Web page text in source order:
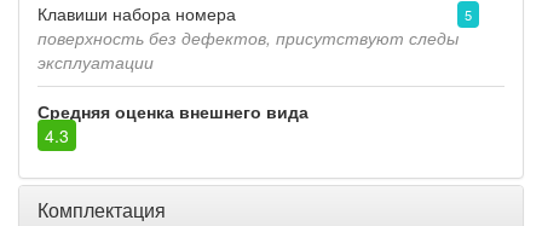
Клавиши набора номера
5
поверхность без дефектов, присутствуют следы
эксплуатации
Средняя оценка внешнего вида
4.3
Комплектация